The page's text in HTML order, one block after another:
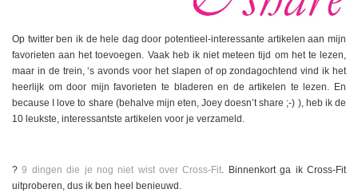
Op twitter ben ik de hele dag door potentieel-interessante artikelen aan mijn
favorieten aan het toevoegen. Vaak heb ik niet meteen tijd om het te lezen,
maar in de trein, ‘s avonds voor het slapen of op zondagochtend vind ik het
heerlijk om door mijn favorieten te bladeren en de artikelen te lezen. En
because I love to share (behalve mijn eten, Joey doesn’t share ;-) ), heb ik de
10 leukste, interessantste artikelen voor je verzameld.
?9 dingen die je nog niet wist over Cross-Fit. Binnenkort ga ik Cross-Fit
uitproberen, dus ik ben heel benieuwd.